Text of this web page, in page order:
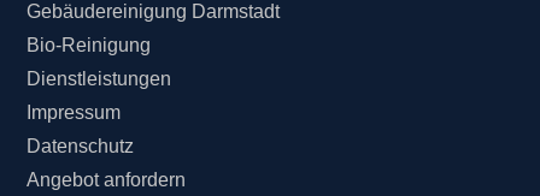
Gebäudereinigung Darmstadt
Bio-Reinigung
Dienstleistungen
Impressum
Datenschutz
Angebot anfordern